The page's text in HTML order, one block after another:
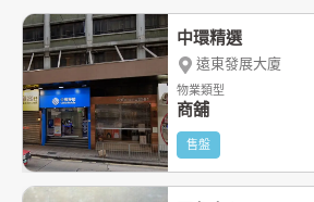
中環精選
遠東發展大廈
物業類型
商舖
售盤